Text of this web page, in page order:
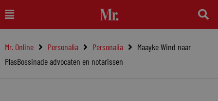
naar
inhoud
Main
Menu
Mr. Online Personalia Personalia
Maayke Wind naar
PlasBossinade advocaten en notarissen